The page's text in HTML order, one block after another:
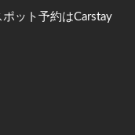
ット予約はCarstay